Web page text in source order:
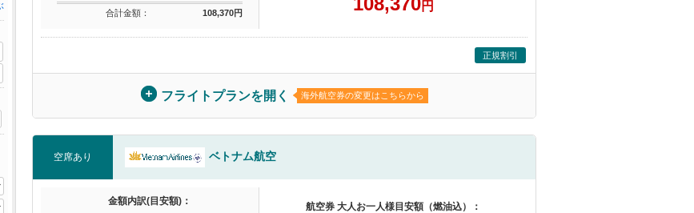
合計金額：
108,370円 円
正規割引
フライトプランを開く 海外航空券の変更はこちらから
空席あり ベトナム航空
金額内訳(目安額)： 航空券 大人お一人様目安額（燃油込）：